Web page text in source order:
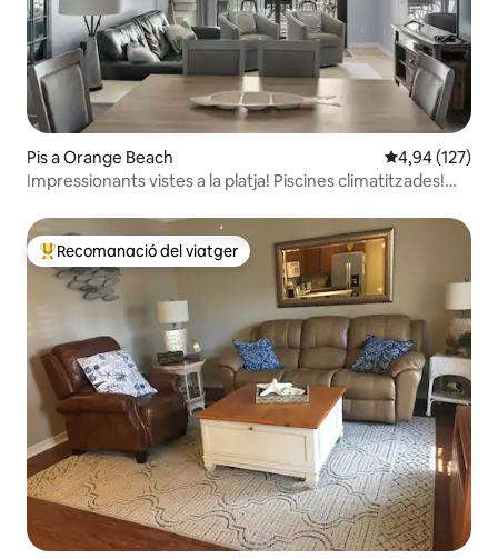
Pis a Orange Beach 4,94 de
4,94 (127)
Impressionants vistes a la platja! Piscines climatitzades!
Principals recomanacions dels viatgers
Recomanació del viatger